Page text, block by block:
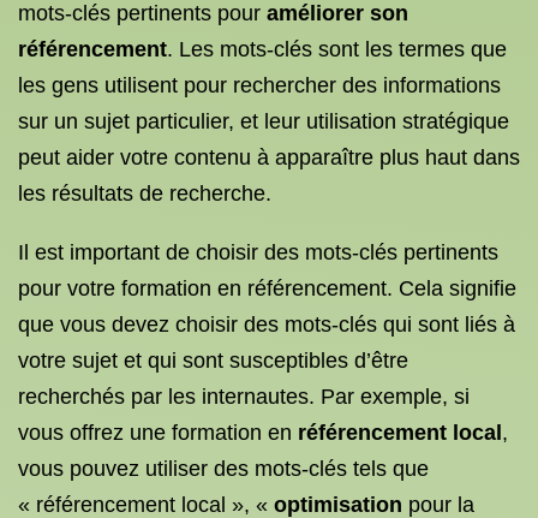
mots-clés pertinents pour améliorer son
référencement. Les mots-clés sont les termes que
les gens utilisent pour rechercher des informations
sur un sujet particulier, et leur utilisation stratégique
peut aider votre contenu à apparaître plus haut dans
les résultats de recherche.
Il est important de choisir des mots-clés pertinents
pour votre formation en référencement. Cela signifie
que vous devez choisir des mots-clés qui sont liés à
votre sujet et qui sont susceptibles d’être
recherchés par les internautes. Par exemple, si
vous offrez une formation en référencement local ,
vous pouvez utiliser des mots-clés tels que
« référencement local », « optimisation pour la